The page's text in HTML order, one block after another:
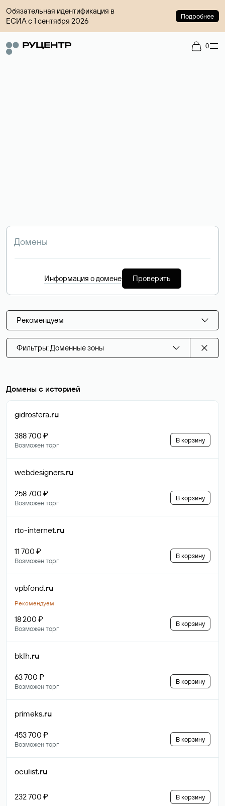
Обязательная идентификация в
ЕСИА с 1 сентября 2026
Подробнее
0
Информация о домене Проверить
Рекомендуем
Фильтры: Доменные зоны
Домены с историей
gidrosfera.ru
388 700 ₽
Возможен торг
В корзину
webdesigners.ru
258 700 ₽
Возможен торг
В корзину
rtc-internet.ru
11 700 ₽
Возможен торг
В корзину
vpbfond.ru
Рекомендуем
18 200 ₽
Возможен торг
В корзину
bklh.ru
63 700 ₽
Возможен торг
В корзину
primeks.ru
453 700 ₽
Возможен торг
В корзину
oculist.ru
232 700 ₽ В корзину